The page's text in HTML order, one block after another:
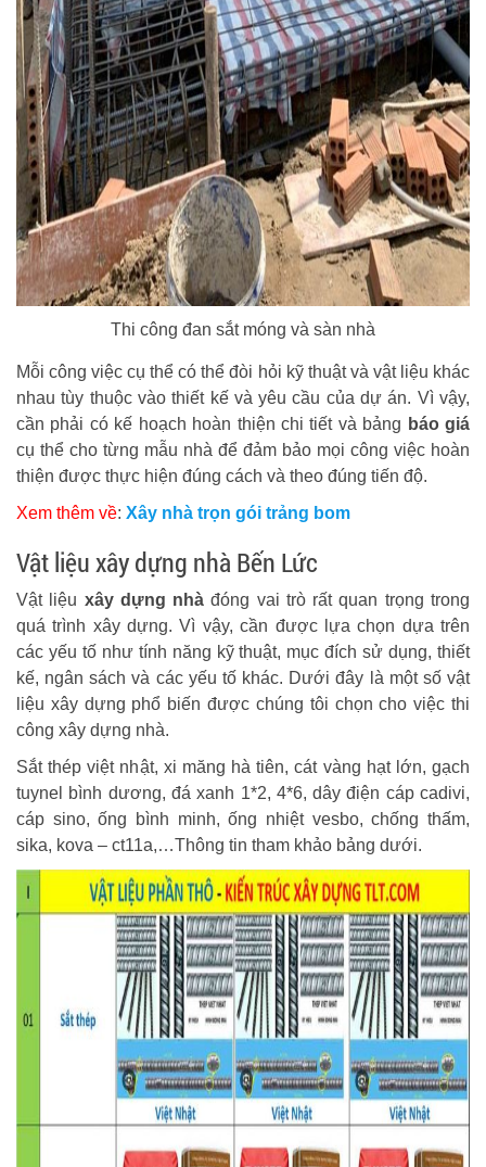
Thi công đan sắt móng và sàn nhà
Mỗi công việc cụ thể có thể đòi hỏi kỹ thuật và vật liệu khác
nhau tùy thuộc vào thiết kế và yêu cầu của dự án. Vì vậy,
cần phải có kế hoạch hoàn thiện chi tiết và bảng báo giá
cụ thể cho từng mẫu nhà để đảm bảo mọi công việc hoàn
thiện được thực hiện đúng cách và theo đúng tiến độ.
Xem thêm về: Xây nhà trọn gói trảng bom
Vật liệu xây dựng nhà Bến Lức
Vật liệu xây dựng nhà đóng vai trò rất quan trọng trong
quá trình xây dựng. Vì vậy, cần được lựa chọn dựa trên
các yếu tố như tính năng kỹ thuật, mục đích sử dụng, thiết
kế, ngân sách và các yếu tố khác. Dưới đây là một số vật
liệu xây dựng phổ biến được chúng tôi chọn cho việc thi
công xây dựng nhà.
Sắt thép việt nhật, xi măng hà tiên, cát vàng hạt lớn, gạch
tuynel bình dương, đá xanh 1*2, 4*6, dây điện cáp cadivi,
cáp sino, ống bình minh, ống nhiệt vesbo, chống thấm,
sika, kova – ct11a,…Thông tin tham khảo bảng dưới.